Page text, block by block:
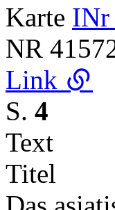
Karte INr
NR
Link
S. 4
Text
Titel